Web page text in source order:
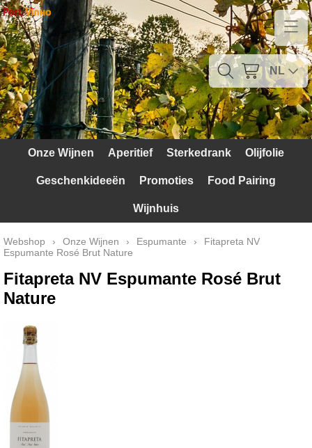
Home
Contact
Mijn account
Verzendkosten
NL
Onze Wijnen Aperitief Sterkedrank Olijfolie
Geschenkideeën Promoties Food Pairing
Wijnhuis
Webshop › Onze Wijnen › Espumante ›
Fitapreta NV
Espumante Rosé Brut Nature
Fitapreta NV Espumante Rosé Brut
Nature